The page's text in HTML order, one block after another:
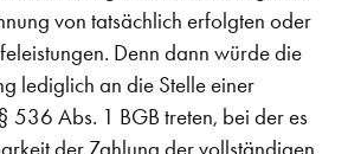
von tatsächlich erfolgten oder
Denn dann würde die
lediglich an die Stelle einer
536 Abs. 1 BGB treten, bei der es